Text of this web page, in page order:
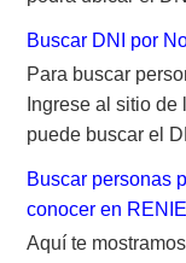
Buscar DNI por
Para buscar
Ingrese al sitio
puede buscar el
Buscar personas
conocer en
Aquí te